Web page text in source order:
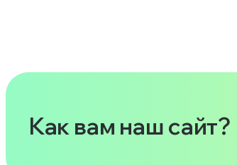
Как вам наш сайт?